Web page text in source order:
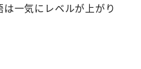
一気にレベルが上がり